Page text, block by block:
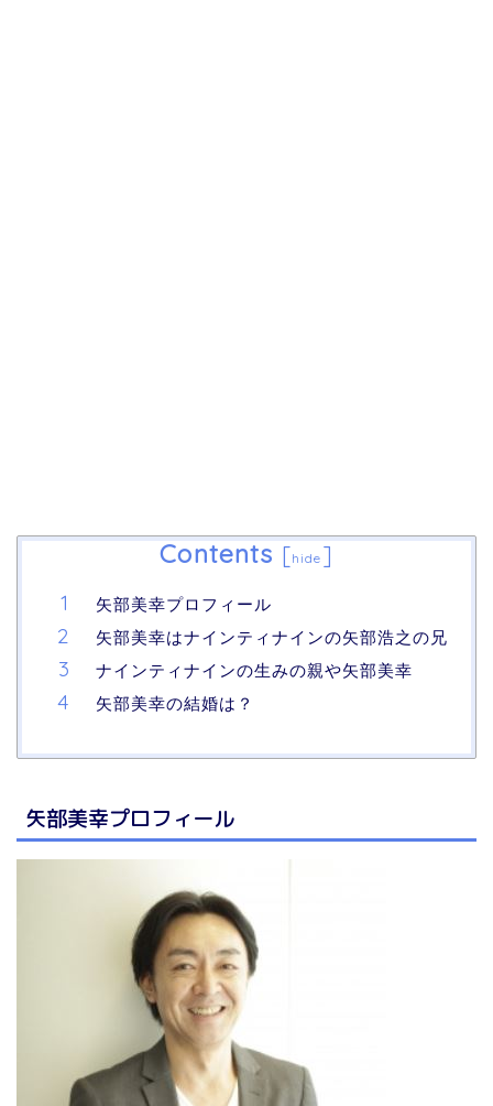
Contents [hide ]
矢部美幸プロフィール
矢部美幸はナインティナインの矢部浩之の兄
ナインティナインの生みの親や矢部美幸
矢部美幸の結婚は？
矢部美幸プロフィール